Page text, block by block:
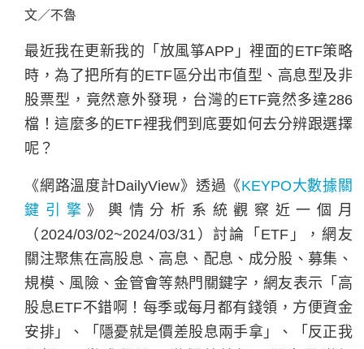
文／不魯
最近我在更新我的「放風箏APP」裡面的ETF策略
時，為了把所有的ETF區分出市值型、高息型及非
股票型，竟然意外發現，台灣的ETF竟然多達286
檔！這麼多的ETF裡我們到底要如何去分辨跟選擇
呢？
《網路溫度計DailyView》透過《KEYPO大數據關
鍵引擎 》輿情分析系統觀察近一個月
（2024/03/02~2024/03/31）討論「ETF」，網友
關注聚焦在高股息、高息、配息、成分股、募集、
規模、風險、金管會等熱門關鍵字，網友表示「高
股息ETF不錯啊！每季或每月都有錢領，方便資金
安排」、「隱憂就是價差股息兩手拿」、「反正我